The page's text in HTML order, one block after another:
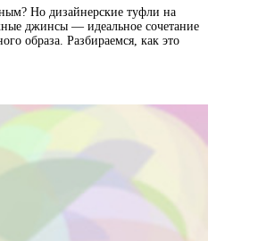
Но дизайнерские туфли на
джинсы — идеальное сочетание
образа. Разбираемся, как это